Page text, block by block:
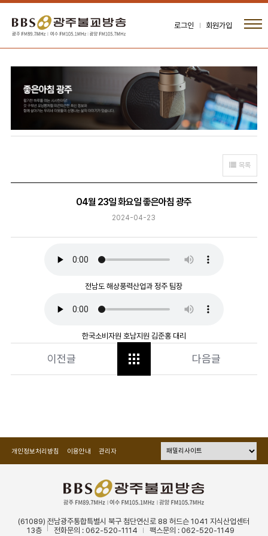
로그인 회원가입
목록
04월 23일 화요일 좋은아침 광주
2024-04-23
전남도 해상풍력산업과 정주 팀장
한국소비자원 호남지원 김준홍 대리
이전글 다음글
개인정보처리방침 이용안내 관리자
(61089) 전남광주통합특별시 북구 첨단연신로 88 허드슨 1041 지식산업센터
13층
전화문의 : 062-520-1114 팩스문의 : 062-520-1149